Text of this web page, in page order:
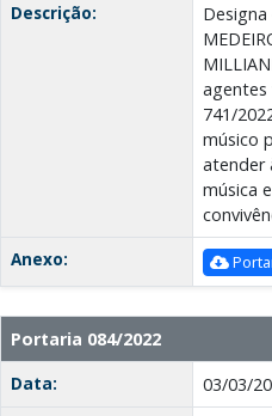
Descrição:
Designa
agentes
741/
músico
atender
música
Anexo:
Portaria 084/2022
Data:
03/03/